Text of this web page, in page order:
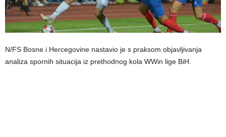
N/FS Bosne i Hercegovine nastavio je s praksom objavljivanja
analiza spornih situacija iz prethodnog kola WWin lige BiH.